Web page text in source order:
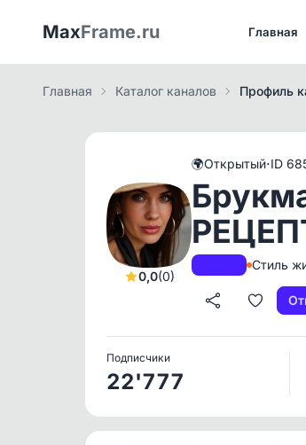
MaxFrame.ru Главная
Главная Каталог каналов Профиль
0,0(0)
🌍Открытый·ID
Стиль
Подписчики
22'777